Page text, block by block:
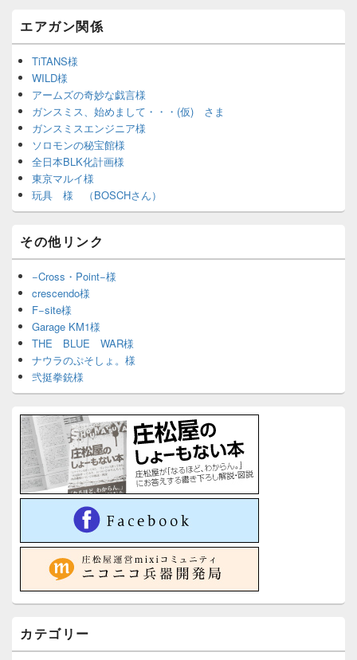
エアガン関係
TiTANS様
WILD様
アームズの奇妙な戯言様
ガンスミス、始めまして・・・(仮) さま
ガンスミスエンジニア様
ソロモンの秘宝館様
全日本BLK化計画様
東京マルイ様
玩具 様 （BOSCHさん）
その他リンク
−Cross・Point−様
crescendo様
F−site様
Garage KM1様
THE BLUE WAR様
ナウラのぷそしょ。様
弐挺拳銃様
カテゴリー